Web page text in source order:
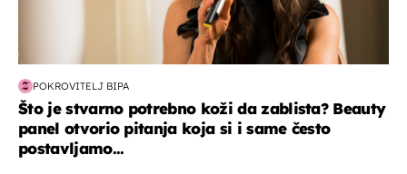
POKROVITELJ BIPA
Što je stvarno potrebno koži da zablista? Beauty
panel otvorio pitanja koja si i same često
postavljamo...